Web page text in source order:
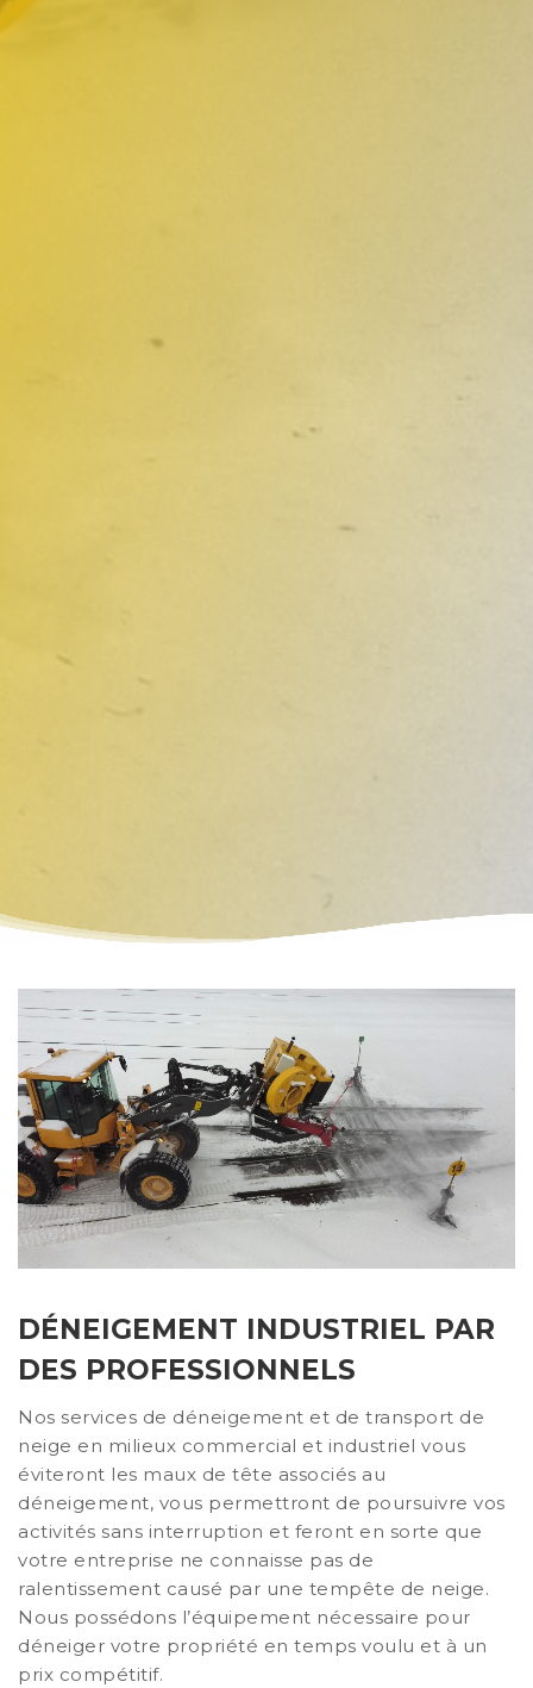
DÉNEIGEMENT INDUSTRIEL PAR
DES PROFESSIONNELS
Nos services de déneigement et de transport de
neige en milieux commercial et industriel vous
éviteront les maux de tête associés au
déneigement, vous permettront de poursuivre vos
activités sans interruption et feront en sorte que
votre entreprise ne connaisse pas de
ralentissement causé par une tempête de neige.
Nous possédons l’équipement nécessaire pour
déneiger votre propriété en temps voulu et à un
prix compétitif.